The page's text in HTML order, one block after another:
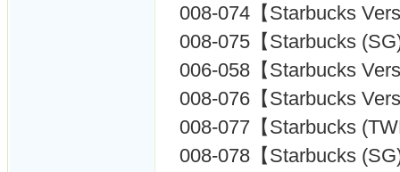
008-074【Starbucks
008-075【Starbucks
006-058【Starbucks
008-076【Starbucks
008-077【Starbucks
008-078【Starbucks